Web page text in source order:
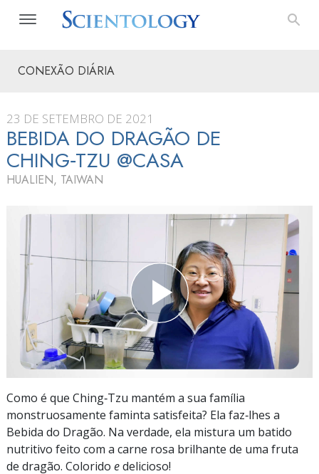
CONEXÃO DIÁRIA
23 DE SETEMBRO DE 2021
BEBIDA DO DRAGÃO DE
CHING‑TZU @CASA
HUALIEN, TAIWAN
Como é que Ching‑Tzu mantém a sua família
monstruosamente faminta satisfeita? Ela faz‑lhes a
Bebida do Dragão. Na verdade, ela mistura um batido
nutritivo feito com a carne rosa brilhante de uma fruta
de dragão. Colorido edelicioso!